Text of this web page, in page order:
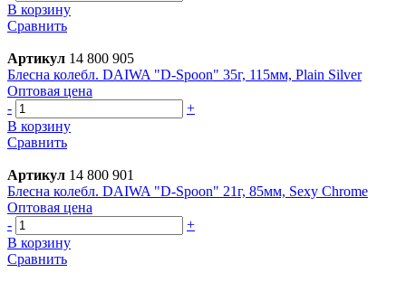
В корзину
Сравнить
Артикул 14 800 905
Блесна колебл. DAIWA "D-Spoon" 35г, 115мм, Plain Silver
Оптовая цена
-
+
В корзину
Сравнить
Артикул 14 800 901
Блесна колебл. DAIWA "D-Spoon" 21г, 85мм, Sexy Chrome
Оптовая цена
-
+
В корзину
Сравнить